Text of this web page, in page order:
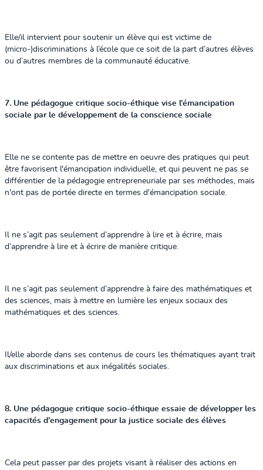
Elle/il intervient pour soutenir un élève qui est victime de
(micro-)discriminations à l’école que ce soit de la part d’autres élèves
ou d’autres membres de la communauté éducative.
7. Une pédagogue critique socio-éthique vise l’émancipation
sociale par le développement de la conscience sociale
Elle ne se contente pas de mettre en oeuvre des pratiques qui peut
être favorisent l'émancipation individuelle, et qui peuvent ne pas se
différentier de la pédagogie entrepreneuriale par ses méthodes, mais
n'ont pas de portée directe en termes d'émancipation sociale.
Il ne s’agit pas seulement d’apprendre à lire et à écrire, mais
d’apprendre à lire et à écrire de manière critique.
Il ne s’agit pas seulement d’apprendre à faire des mathématiques et
des sciences, mais à mettre en lumière les enjeux sociaux des
mathématiques et des sciences.
Il/elle aborde dans ses contenus de cours les thématiques ayant trait
aux discriminations et aux inégalités sociales.
8. Une pédagogue critique socio-éthique essaie de développer les
capacités d’engagement pour la justice sociale des élèves
Cela peut passer par des projets visant à réaliser des actions en